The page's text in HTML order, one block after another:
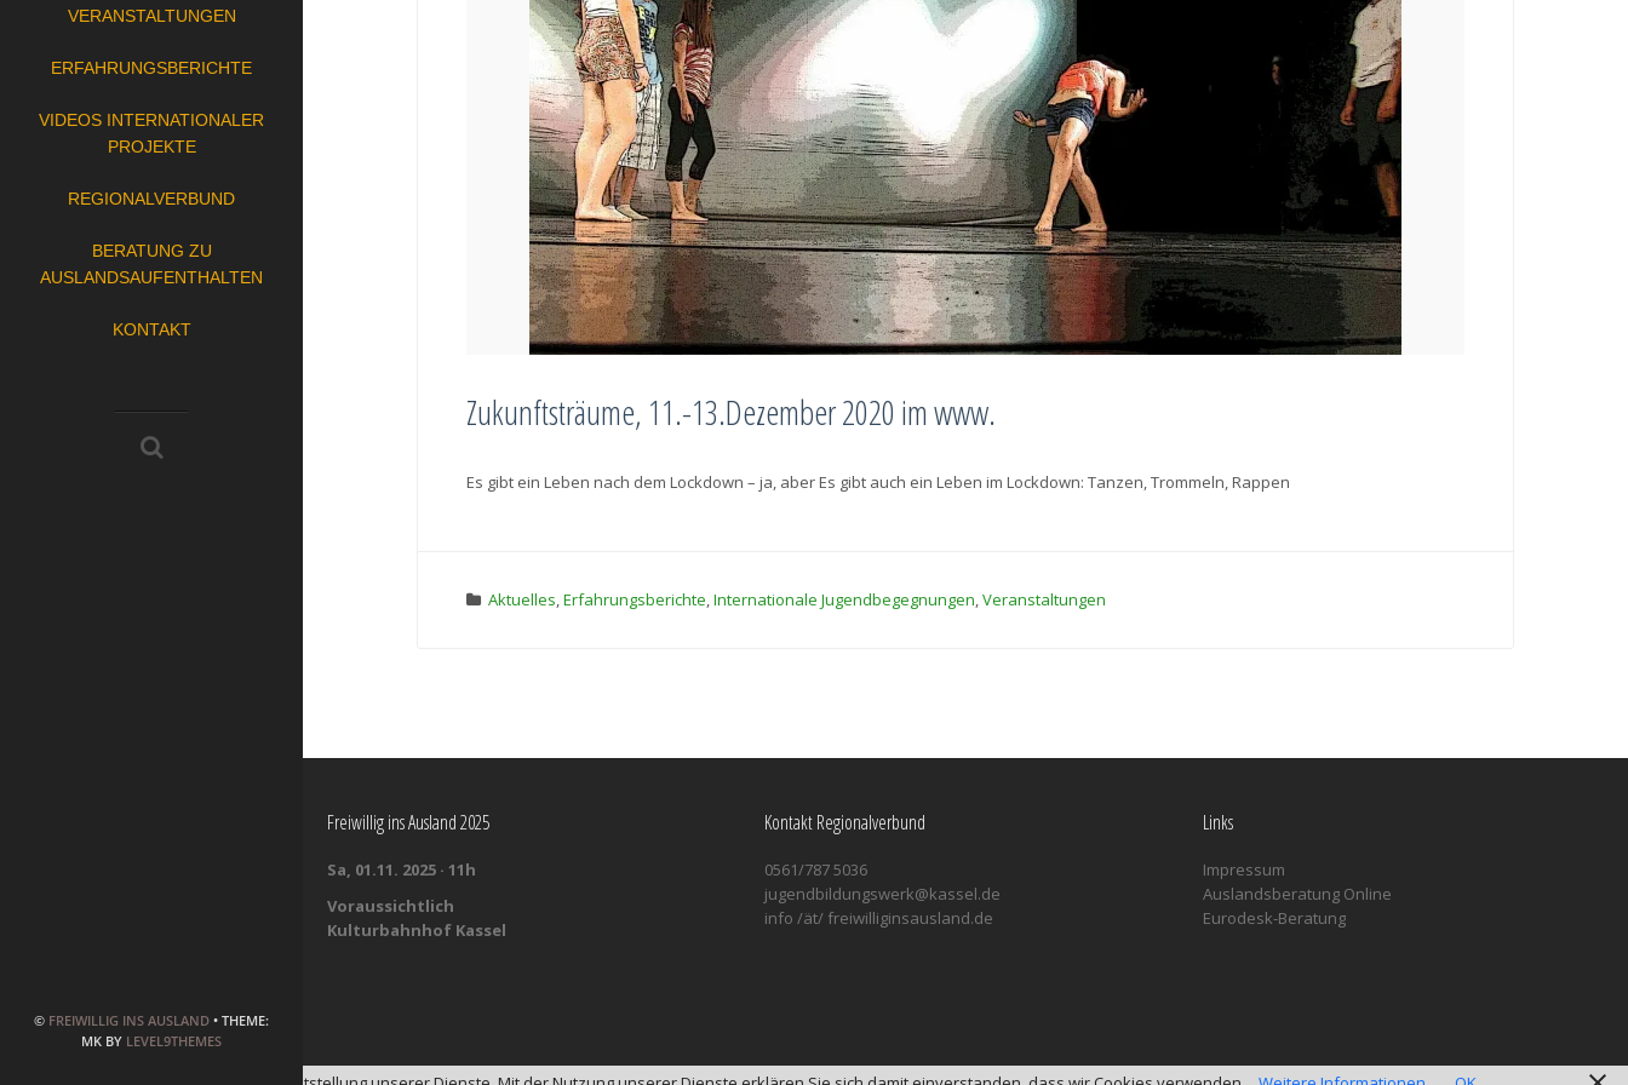
© FREIWILLIG INS AUSLAND • THEME:
MK BY LEVEL9THEMES
VERANSTALTUNGEN
ERFAHRUNGSBERICHTE
VIDEOS INTERNATIONALER
PROJEKTE
REGIONALVERBUND
BERATUNG ZU
AUSLANDSAUFENTHALTEN
KONTAKT
Zukunftsträume, 11.-13.Dezember 2020 im www.
Es gibt ein Leben nach dem Lockdown – ja, aber Es gibt auch ein Leben im Lockdown: Tanzen, Trommeln, Rappen
Aktuelles Erfahrungsberichte Internationale Jugendbegegnungen Veranstaltungen
Freiwillig ins Ausland 2025
Sa, 01.11. 2025 · 11h
Voraussichtlich
Kulturbahnhof Kassel
Kontakt Regionalverbund
0561/787 5036
jugendbildungswerk@kassel.de
info /ät/ freiwilliginsausland.de
Links
Impressum
Auslandsberatung Online
Eurodesk-Beratung